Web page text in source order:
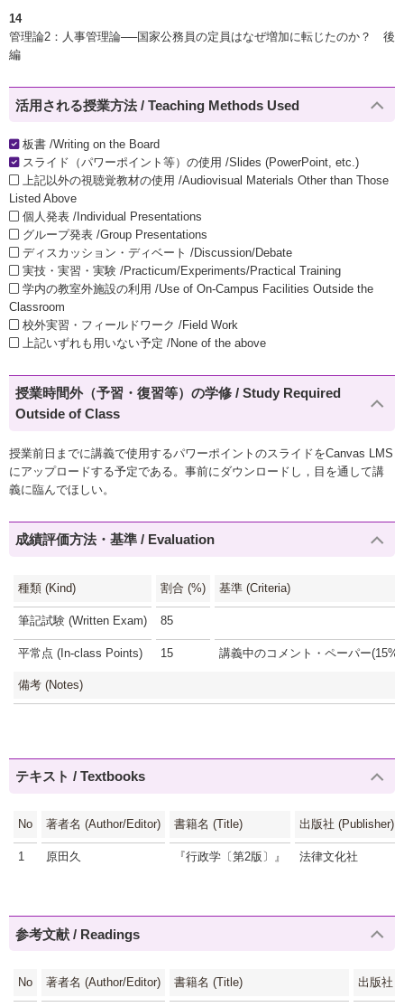
14
管理論2：人事管理論──国家公務員の定員はなぜ増加に転じたのか？ 後
編
活用される授業方法 / Teaching Methods Used
板書 /Writing on the Board
スライド（パワーポイント等）の使用 /Slides (PowerPoint, etc.)
上記以外の視聴覚教材の使用 /Audiovisual Materials Other than Those
Listed Above
個人発表 /Individual Presentations
グループ発表 /Group Presentations
ディスカッション・ディベート /Discussion/Debate
実技・実習・実験 /Practicum/Experiments/Practical Training
学内の教室外施設の利用 /Use of On-Campus Facilities Outside the
Classroom
校外実習・フィールドワーク /Field Work
上記いずれも用いない予定 /None of the above
授業時間外（予習・復習等）の学修 / Study Required
Outside of Class
授業前日までに講義で使用するパワーポイントのスライドをCanvas LMS
にアップロードする予定である。事前にダウンロードし，目を通して講
義に臨んでほしい。
成績評価方法・基準 / Evaluation
種類 (Kind) 割合 (%) 基準 (Criteria)
筆記試験 (Written Exam) 85
平常点 (In-class Points) 15 講義中のコメント・ペーパー(15%)
備考 (Notes)
テキスト / Textbooks
No 著者名 (Author/Editor) 書籍名 (Title) 出版社 (Publisher)
1 原田久 『行政学〔第2版〕』 法律文化社
参考文献 / Readings
No 著者名 (Author/Editor) 書籍名 (Title) 出版社